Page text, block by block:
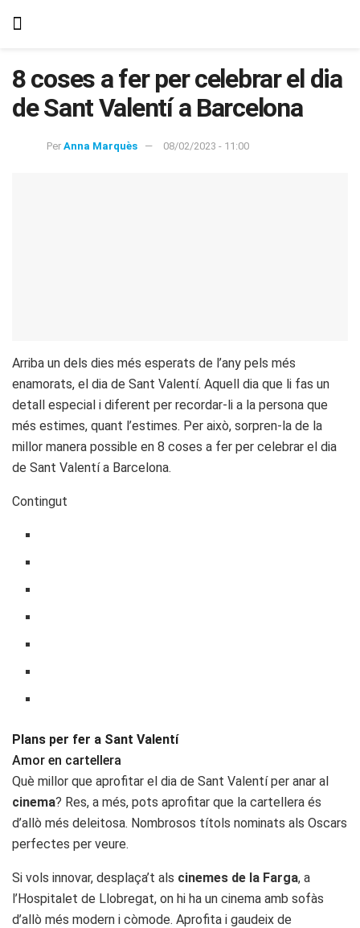
8 coses a fer per celebrar el dia
de Sant Valentí a Barcelona
Per Anna Marquès 08/02/2023 - 11:00
Arriba un dels dies més esperats de l’any pels més
enamorats, el dia de Sant Valentí. Aquell dia que li fas un
detall especial i diferent per recordar-li a la persona que
més estimes, quant l’estimes. Per això, sorpren-la de la
millor manera possible en 8 coses a fer per celebrar el dia
de Sant Valentí a Barcelona.
Contingut
Plans per fer a Sant Valentí
Amor en cartellera
Què millor que aprofitar el dia de Sant Valentí per anar al
cinema? Res, a més, pots aprofitar que la cartellera és
d’allò més deleitosa. Nombrosos títols nominats als Oscars
perfectes per veure.
Si vols innovar, desplaça’t als cinemes de la Farga, a
l’Hospitalet de Llobregat, on hi ha un cinema amb sofàs
d’allò més modern i còmode. Aprofita i gaudeix de